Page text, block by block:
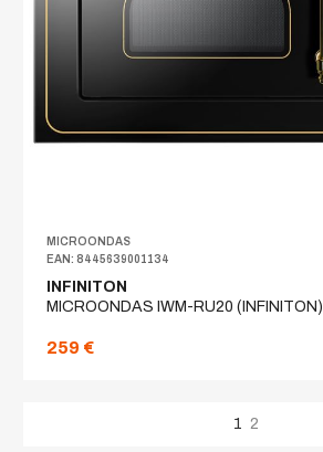
MICROONDAS
EAN: 8445639001134
INFINITON
MICROONDAS IWM-RU20 (INFINITON)
259 €
1 2